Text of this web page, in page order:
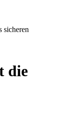
sicheren
die